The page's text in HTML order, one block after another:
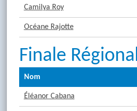
Camilya Roy
Océane Rajotte
Finale
Nom
Éléanor Cabana